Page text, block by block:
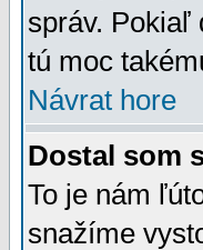
správ. Pokiaľ
tú moc
Návrat hore
Dostal som
To je nám
snažíme